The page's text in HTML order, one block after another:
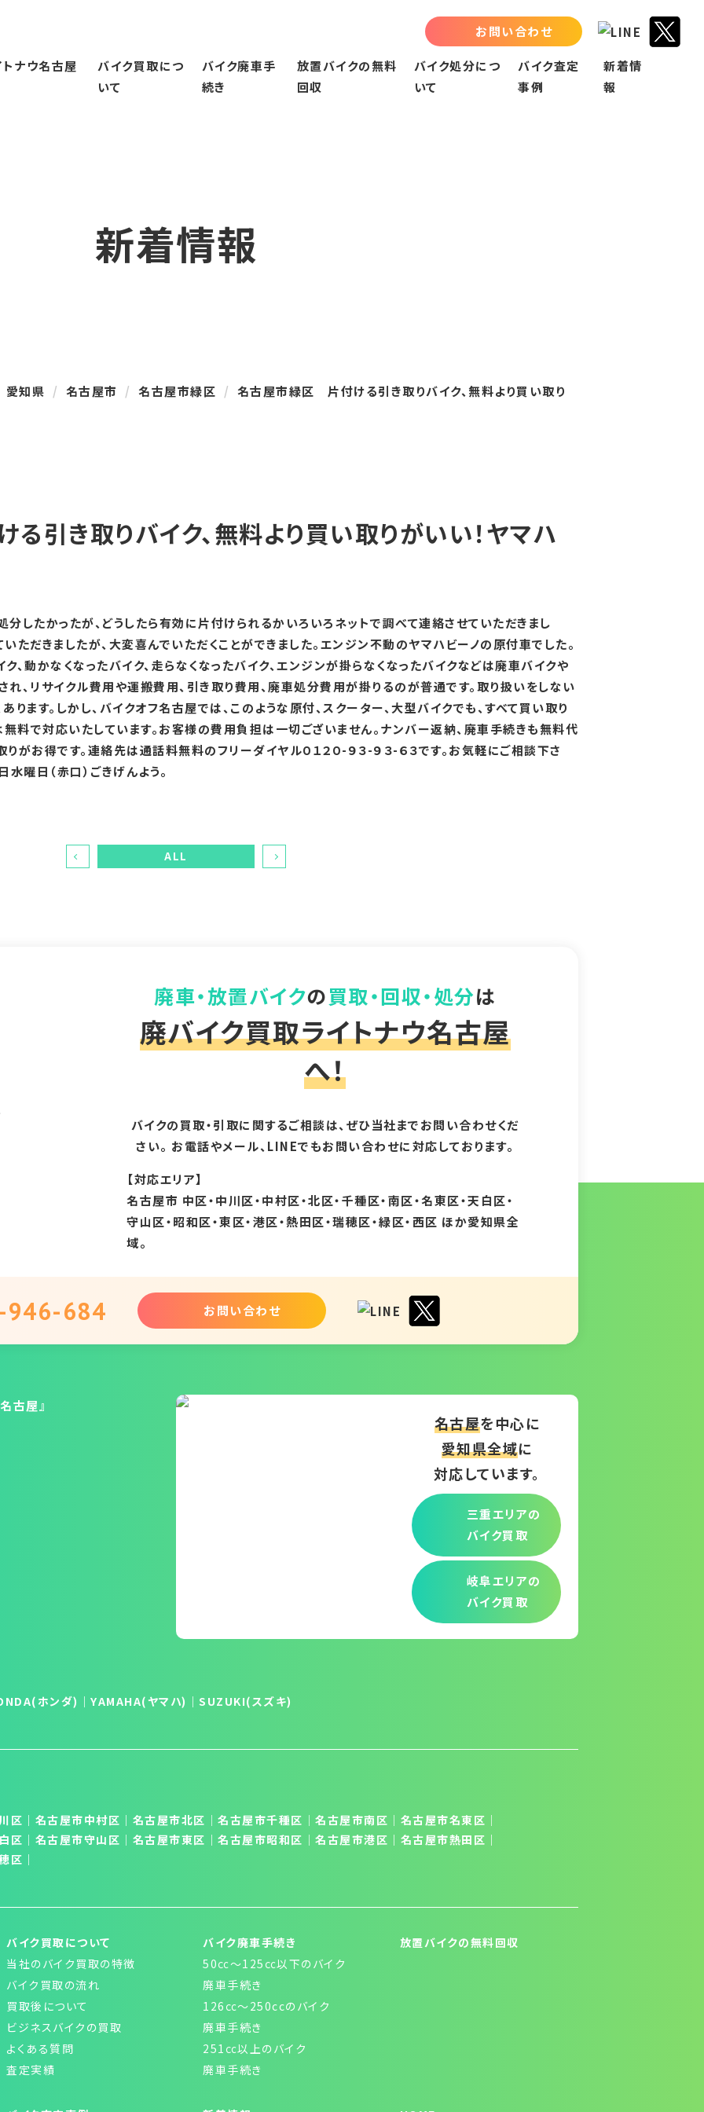
お問い合わせ
ナウ名古屋
バイク買取につ
いて
よくある質問
査定実績
バイク廃車手
続き
放置バイクの無料
回収
バイク処分につ
いて
バイク査定
事例
名古屋市昭和区
三重県
新着情
報
新着情報
愛知県 名古屋市 名古屋市緑区 名古屋市緑区 片付ける引き取りバイク、無料より買い取り
引き取りバイク、無料より買い取りがいい！ヤマハ
分したかったが、どうしたら有効に片付けられるかいろいろネットで調べて連絡させていただきまし
いただきましたが、大変喜んでいただくことができました。エンジン不動のヤマハビーノの原付車でした。
、動かなくなったバイク、走らなくなったバイク、エンジンが掛らなくなったバイクなどは廃車バイクや
れ、リサイクル費用や運搬費用、引き取り費用、廃車処分費用が掛りるのが普通です。取り扱いをしない
ります。しかし、バイクオフ名古屋では、このような原付、スクーター、大型バイクでも、すべて買い取り
料で対応いたしています。お客様の費用負担は一切ございません。ナンバー返納、廃車手続きも無料代
がお得です。連絡先は通話料無料のフリーダイヤル０１２０-９３-９３-６３です。お気軽にご相談下さ
水曜日（赤口）ごきげんよう。
ALL
廃車・放置バイクの買取・回収・処分は
廃バイク買取ライトナウ名古屋
へ！
バイクの買取・引取に関するご相談は、ぜひ当社までお問い合わせくだ
さい。 お電話やメール、LINEでもお問い合わせに対応しております。
【対応エリア】
名古屋市 中区・中川区・中村区・北区・千種区・南区・名東区・天白区・
守山区・昭和区・東区・港区・熱田区・瑞穂区・緑区・西区 ほか愛知県全
域。
946-684 お問い合わせ
名古屋を中心に
愛知県全域に
対応しています。
三重エリアの
バイク買取
岐阜エリアの
バイク買取
ホンダ) ｜ YAMAHA(ヤマハ) ｜ SUZUKI(スズキ)
区 ｜ 名古屋市中村区 ｜ 名古屋市北区 │ 名古屋市千種区 │ 名古屋市南区 │ 名古屋市名東区 │
区 │ 名古屋市守山区 │ 名古屋市東区 ｜ 名古屋市昭和区 │ 名古屋市港区 ｜ 名古屋市熱田区 ｜
区 ｜
バイク買取について
当社のバイク買取の特徴
バイク買取の流れ
買取後について
ビジネスバイクの買取
よくある質問
査定実績
バイク廃車手続き
50㏄～125㏄以下のバイク
廃車手続き
126㏄～250ccのバイク
廃車手続き
251㏄以上のバイク
廃車手続き
放置バイクの無料回収